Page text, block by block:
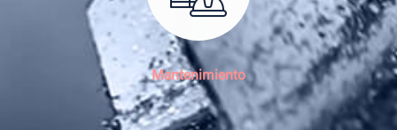
Mantenimiento